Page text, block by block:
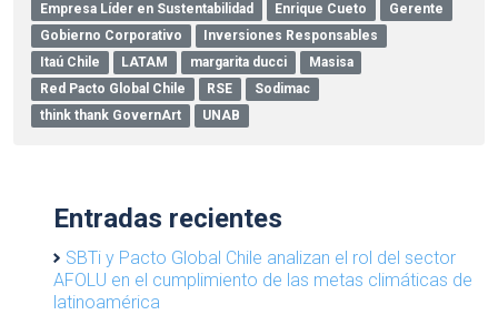
Empresa Líder en Sustentabilidad
Enrique Cueto
Gerente
Gobierno Corporativo
Inversiones Responsables
Itaú Chile
LATAM margarita ducci
Masisa
Red Pacto Global Chile
RSE
Sodimac
think thank GovernArt
UNAB
Entradas recientes
SBTi y Pacto Global Chile analizan el rol del sector
AFOLU en el cumplimiento de las metas climáticas de
latinoamérica